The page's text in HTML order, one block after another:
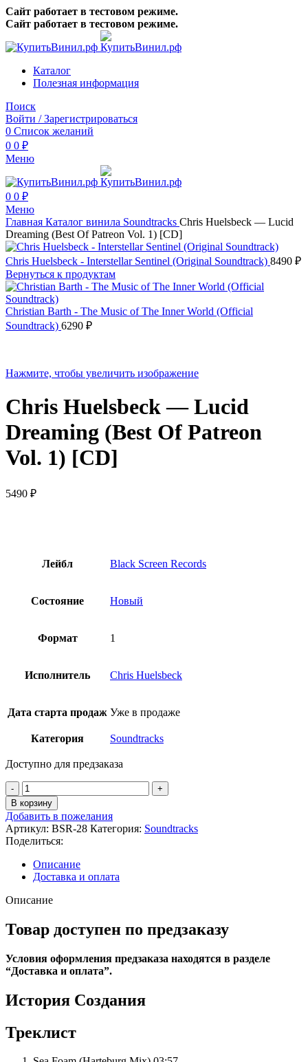
Сайт работает в тестовом режиме.
Сайт работает в тестовом режиме.
Каталог
Полезная информация
Поиск
Войти / Зарегистрироваться
0 Список желаний
0 0 ₽
Меню
0 0 ₽
Меню
Главная Каталог винила Soundtracks Chris Huelsbeck — Lucid
Dreaming (Best Of Patreon Vol. 1) [CD]
Chris Huelsbeck - Interstellar Sentinel (Original Soundtrack) 8490 ₽
Вернуться к продуктам
Christian Barth - The Music of The Inner World (Official
Soundtrack) 6290 ₽
Нажмите, чтобы увеличить изображение
Chris Huelsbeck — Lucid
Dreaming (Best Of Patreon
Vol. 1) [CD]
5490 ₽
Лейбл Black Screen Records
Состояние Новый
Формат 1
Исполнитель Chris Huelsbeck
Дата старта продаж Уже в продаже
Категория Soundtracks
Доступно для предзаказа
Количество
товара
Chris
Huelsbeck
-
Lucid
Dreaming
(Best
Patreon
[CD]
В корзину
Добавить в пожелания
Артикул: BSR-28 Категория: Soundtracks
Поделиться:
Описание
Доставка и оплата
Описание
Товар доступен по предзаказу
Условия оформления предзаказа находятся в разделе
“Доставка и оплата”.
История Создания
Треклист